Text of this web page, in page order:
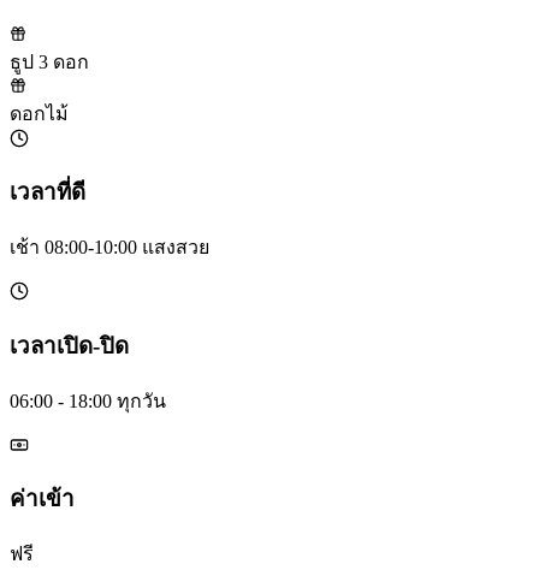
ธูป 3 ดอก
ดอกไม้
เวลาที่ดี
เช้า 08:00-10:00 แสงสวย
เวลาเปิด-ปิด
06:00 - 18:00 ทุกวัน
ค่าเข้า
ฟรี